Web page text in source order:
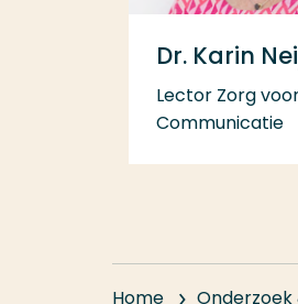
Dr. Karin
Lector Zorg
Communicatie
Home